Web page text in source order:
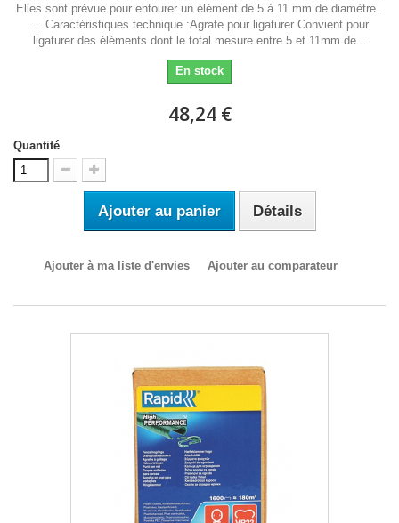
Elles sont prévue pour entourer un élément de 5 à 11 mm de diamètre..
. . Caractéristiques technique :Agrafe pour ligaturer Convient pour
ligaturer des éléments dont le total mesure entre 5 et 11mm de...
En stock
48,24 €
Quantité
Ajouter au panier Détails
Ajouter à ma liste d'envies Ajouter au comparateur